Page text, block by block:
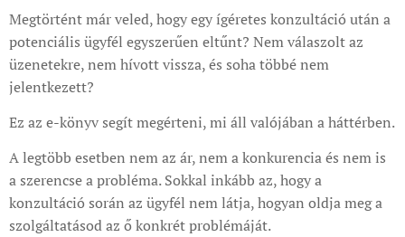
Megtörtént már veled, hogy egy ígéretes konzultáció után a
potenciális ügyfél egyszerűen eltűnt? Nem válaszolt az
üzenetekre, nem hívott vissza, és soha többé nem
jelentkezett?
Ez az e-könyv segít megérteni, mi áll valójában a háttérben.
A legtöbb esetben nem az ár, nem a konkurencia és nem is
a szerencse a probléma. Sokkal inkább az, hogy a
konzultáció során az ügyfél nem látja, hogyan oldja meg a
szolgáltatásod az ő konkrét problémáját.